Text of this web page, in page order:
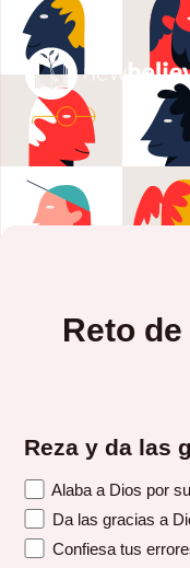
Reto
Reza y da las
Alaba a Dios por
Da las gracias a
Confiesa tus